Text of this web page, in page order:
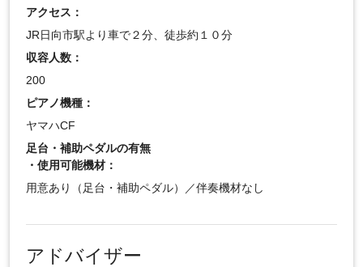
アクセス：
JR日向市駅より車で２分、徒歩約１０分
収容人数：
200
ピアノ機種：
ヤマハCF
足台・補助ペダルの有無
・使用可能機材：
用意あり（足台・補助ペダル）／伴奏機材なし
アドバイザー